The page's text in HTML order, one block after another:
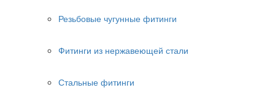
Резьбовые чугунные фитинги
Фитинги из нержавеющей стали
Стальные фитинги